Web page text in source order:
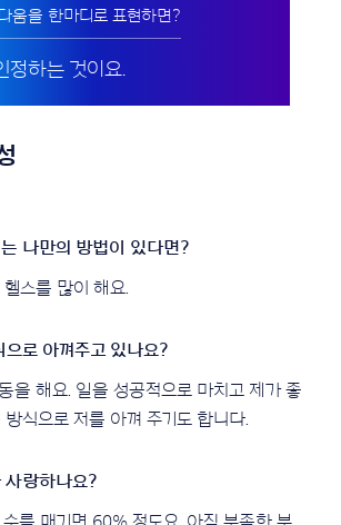
움을 한마디로 표현하면?
정하는 것이요.
스를 많이 해요.
을 해요. 일을 성공적으로 마치고 제가 좋
식으로 저를 아껴 주기도 합니다.